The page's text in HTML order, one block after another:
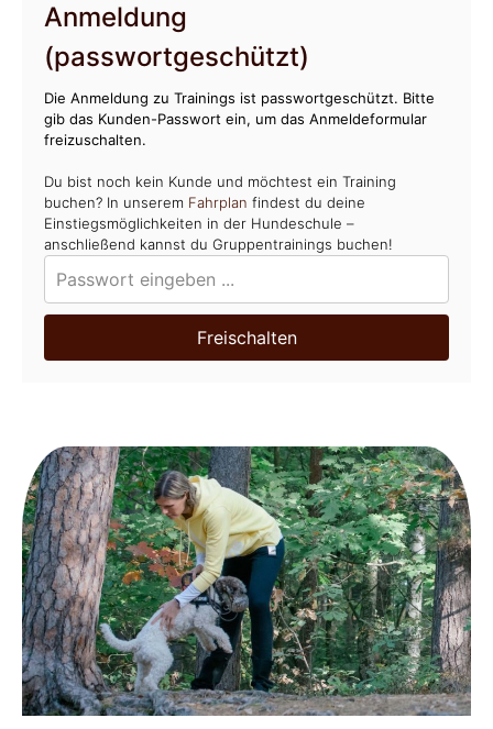
Anmeldung
(passwortgeschützt)
Die Anmeldung zu Trainings ist passwortgeschützt. Bitte
gib das Kunden-Passwort ein, um das Anmeldeformular
freizuschalten.
Du bist noch kein Kunde und möchtest ein Training
buchen? In unserem Fahrplan findest du deine
Einstiegsmöglichkeiten in der Hundeschule –
anschließend kannst du Gruppentrainings buchen!
Freischalten